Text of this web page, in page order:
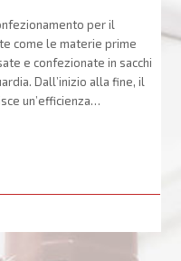
per il
come le materie prime
e confezionate in sacchi
Dall’inizio alla fine, il
un’efficienza…